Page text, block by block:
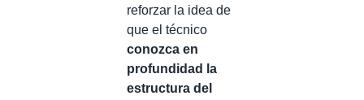
reforzar la idea de
que el técnico
conozca en
profundidad la
estructura del